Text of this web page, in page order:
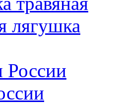
лягушка
России